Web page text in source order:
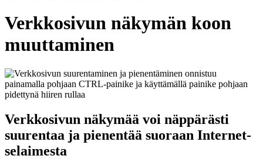
Verkkosivun näkymän koon
muuttaminen
Verkkosivun näkymää voi näppärästi
suurentaa ja pienentää suoraan Internet-
selaimesta